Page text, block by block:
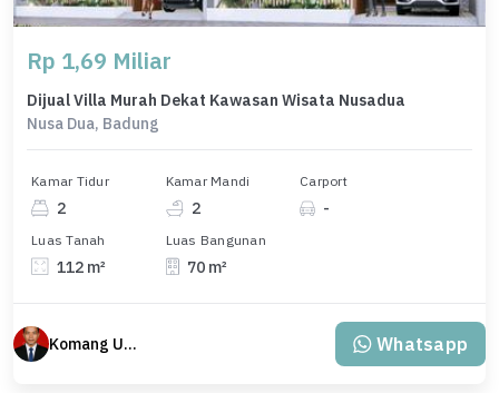
Rp 1,69 Miliar
Dijual Villa Murah Dekat Kawasan Wisata Nusadua
Nusa Dua, Badung
Kamar Tidur
2
Kamar Mandi
2
Carport
-
Luas Tanah
112 m²
Luas Bangunan
70 m²
Komang Udiana Whatsapp